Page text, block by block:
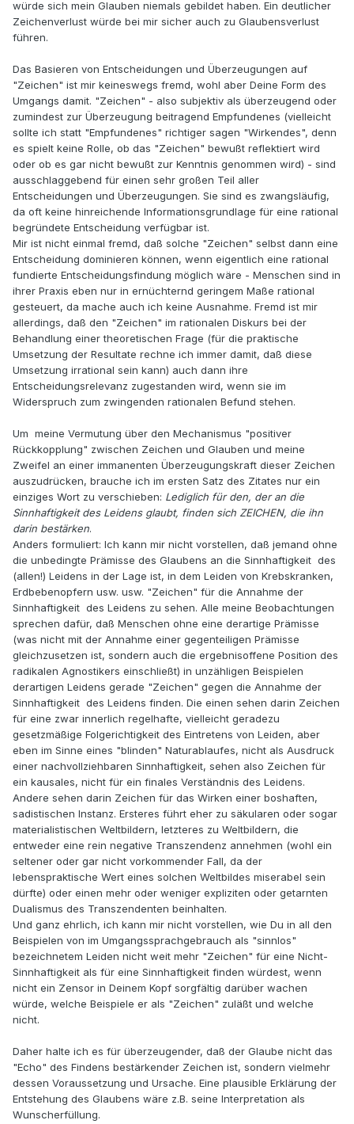
würde sich mein Glauben niemals gebildet haben. Ein deutlicher
Zeichenverlust würde bei mir sicher auch zu Glaubensverlust
führen.
Das Basieren von Entscheidungen und Überzeugungen auf
"Zeichen" ist mir keineswegs fremd, wohl aber Deine Form des
Umgangs damit. "Zeichen" - also subjektiv als überzeugend oder
zumindest zur Überzeugung beitragend Empfundenes (vielleicht
sollte ich statt "Empfundenes" richtiger sagen "Wirkendes", denn
es spielt keine Rolle, ob das "Zeichen" bewußt reflektiert wird
oder ob es gar nicht bewußt zur Kenntnis genommen wird) - sind
ausschlaggebend für einen sehr großen Teil aller
Entscheidungen und Überzeugungen. Sie sind es zwangsläufig,
da oft keine hinreichende Informationsgrundlage für eine rational
begründete Entscheidung verfügbar ist.
Mir ist nicht einmal fremd, daß solche "Zeichen" selbst dann eine
Entscheidung dominieren können, wenn eigentlich eine rational
fundierte Entscheidungsfindung möglich wäre - Menschen sind in
ihrer Praxis eben nur in ernüchternd geringem Maße rational
gesteuert, da mache auch ich keine Ausnahme. Fremd ist mir
allerdings, daß den "Zeichen" im rationalen Diskurs bei der
Behandlung einer theoretischen Frage (für die praktische
Umsetzung der Resultate rechne ich immer damit, daß diese
Umsetzung irrational sein kann) auch dann ihre
Entscheidungsrelevanz zugestanden wird, wenn sie im
Widerspruch zum zwingenden rationalen Befund stehen.
Um meine Vermutung über den Mechanismus "positiver
Rückkopplung" zwischen Zeichen und Glauben und meine
Zweifel an einer immanenten Überzeugungskraft dieser Zeichen
auszudrücken, brauche ich im ersten Satz des Zitates nur ein
einziges Wort zu verschieben: Lediglich für den, der an die
Sinnhaftigkeit des Leidens glaubt, finden sich ZEICHEN, die ihn
darin bestärken.
Anders formuliert: Ich kann mir nicht vorstellen, daß jemand ohne
die unbedingte Prämisse des Glaubens an die Sinnhaftigkeit des
(allen!) Leidens in der Lage ist, in dem Leiden von Krebskranken,
Erdbebenopfern usw. usw. "Zeichen" für die Annahme der
Sinnhaftigkeit des Leidens zu sehen. Alle meine Beobachtungen
sprechen dafür, daß Menschen ohne eine derartige Prämisse
(was nicht mit der Annahme einer gegenteiligen Prämisse
gleichzusetzen ist, sondern auch die ergebnisoffene Position des
radikalen Agnostikers einschließt) in unzähligen Beispielen
derartigen Leidens gerade "Zeichen" gegen die Annahme der
Sinnhaftigkeit des Leidens finden. Die einen sehen darin Zeichen
für eine zwar innerlich regelhafte, vielleicht geradezu
gesetzmäßige Folgerichtigkeit des Eintretens von Leiden, aber
eben im Sinne eines "blinden" Naturablaufes, nicht als Ausdruck
einer nachvollziehbaren Sinnhaftigkeit, sehen also Zeichen für
ein kausales, nicht für ein finales Verständnis des Leidens.
Andere sehen darin Zeichen für das Wirken einer boshaften,
sadistischen Instanz. Ersteres führt eher zu säkularen oder sogar
materialistischen Weltbildern, letzteres zu Weltbildern, die
entweder eine rein negative Transzendenz annehmen (wohl ein
seltener oder gar nicht vorkommender Fall, da der
lebenspraktische Wert eines solchen Weltbildes miserabel sein
dürfte) oder einen mehr oder weniger expliziten oder getarnten
Dualismus des Transzendenten beinhalten.
Und ganz ehrlich, ich kann mir nicht vorstellen, wie Du in all den
Beispielen von im Umgangssprachgebrauch als "sinnlos"
bezeichnetem Leiden nicht weit mehr "Zeichen" für eine Nicht-
Sinnhaftigkeit als für eine Sinnhaftigkeit finden würdest, wenn
nicht ein Zensor in Deinem Kopf sorgfältig darüber wachen
würde, welche Beispiele er als "Zeichen" zuläßt und welche
nicht.
Daher halte ich es für überzeugender, daß der Glaube nicht das
"Echo" des Findens bestärkender Zeichen ist, sondern vielmehr
dessen Voraussetzung und Ursache. Eine plausible Erklärung der
Entstehung des Glaubens wäre z.B. seine Interpretation als
Wunscherfüllung.